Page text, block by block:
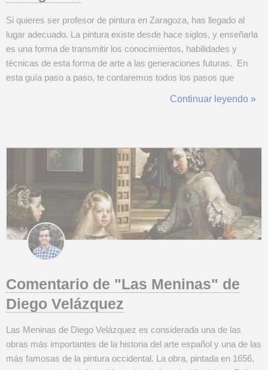
Si quieres ser profesor de pintura en Zaragoza, has llegado al
lugar adecuado. La pintura existe desde hace siglos, y enseñarla
es una forma de transmitir los conocimientos, habilidades y
técnicas de esta forma de arte a las generaciones futuras. En
esta guía paso a paso, te contaremos todos los pasos que
un trabajo en Zaragoza. Cubriremos las cualificaciones que
Continuar leyendo »
Comentario de "Las Meninas" de
Diego Velázquez
Las Meninas de Diego Velázquez es considerada una de las
obras más importantes de la historia del arte español y una de las
más famosas de la pintura occidental. La obra, pintada en 1656,